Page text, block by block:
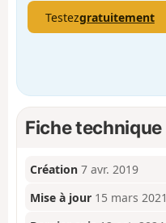
Testezgratuitement
Fiche technique
Création 7 avr. 2019
Mise à jour 15 mars 2021